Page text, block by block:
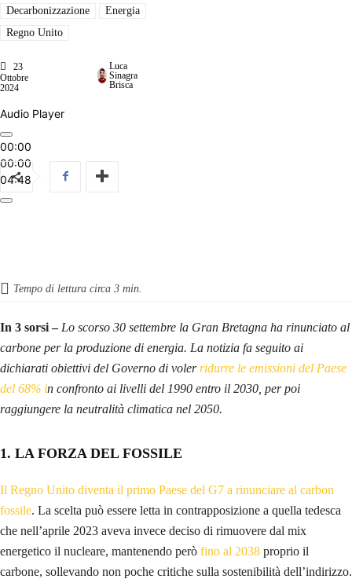
Decarbonizzazione
Energia
Regno Unito
23
Ottobre
2024
Luca
Sinagra
Brisca
Audio Player
00:00
00:00
04:48
Tempo di lettura circa 3 min.
In 3 sorsi – Lo scorso 30 settembre la Gran Bretagna ha rinunciato al
carbone per la produzione di energia. La notizia fa seguito ai
dichiarati obiettivi del Governo di volerridurre le emissioni del Paese
del 68% in confronto ai livelli del 1990 entro il 2030, per poi
raggiungere la neutralità climatica nel 2050.
1. LA FORZA DEL FOSSILE
Il Regno Unito diventa il primo Paese del G7 a rinunciare al carbon
fossile. La scelta può essere letta in contrapposizione a quella tedesca
che nell’aprile 2023 aveva invece deciso di rimuovere dal mix
energetico il nucleare, mantenendo però fino al 2038 proprio il
carbone, sollevando non poche critiche sulla sostenibilità dell’indirizzo.